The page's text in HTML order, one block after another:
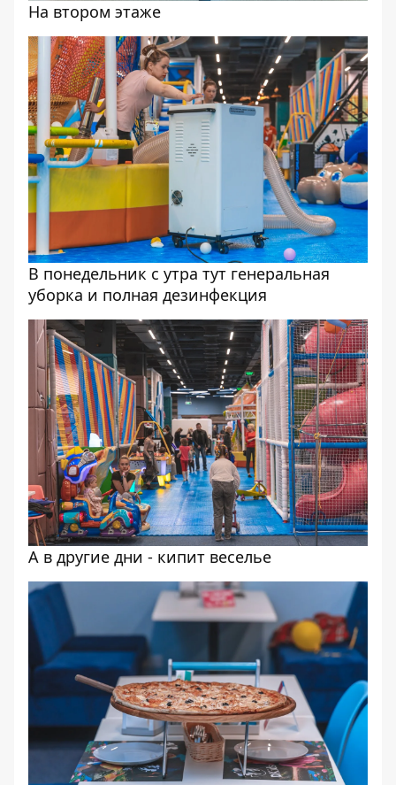
На втором этаже
В понедельник с утра тут генеральная
уборка и полная дезинфекция
А в другие дни - кипит веселье